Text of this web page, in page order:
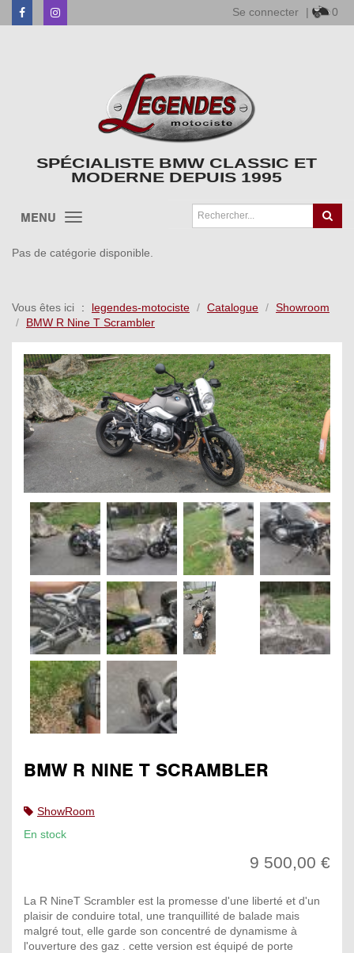
FacebookInstagram Se connecter | 0
SPÉCIALISTE BMW CLASSIC ET
MODERNE DEPUIS 1995
MENU
Pas de catégorie disponible.
Vous êtes ici legendes-motociste Catalogue
Showroom
BMW R Nine T Scrambler
BMW R NINE T SCRAMBLER
ShowRoom
En stock
9 500,00 €
La R NineT Scrambler est la promesse d'une liberté et d'un
plaisir de conduire total, une tranquillité de balade mais
malgré tout, elle garde son concentré de dynamisme à
l'ouverture des gaz . cette version est équipé de porte